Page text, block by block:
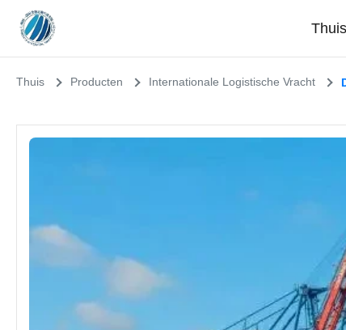
Thuis
Thuis Producten Internationale Logistische Vracht